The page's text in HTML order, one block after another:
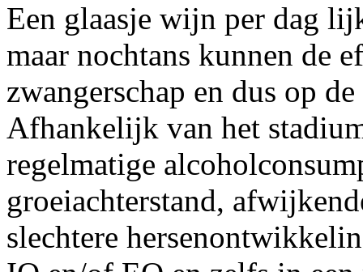
Een glaasje wijn per dag
maar nochtans kunnen de
zwangerschap en dus op
Afhankelijk van het
regelmatige
groeiachterstand,
slechtere